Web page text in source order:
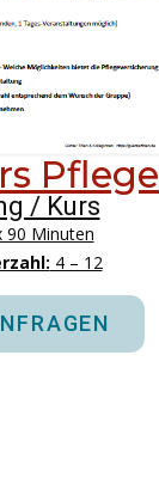
Pflege
/ Kurs
90 Minuten
4 – 12